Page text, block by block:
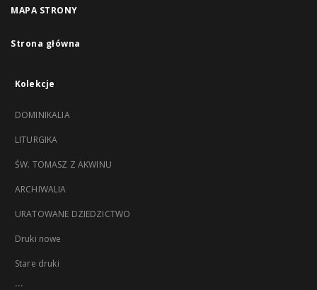
MAPA STRONY
Strona główna
Kolekcje
DOMINIKALIA
LITURGIKA
ŚW. TOMASZ Z AKWINU
ARCHIWALIA
URATOWANE DZIEDZICTWO
Druki nowe
Stare druki
...